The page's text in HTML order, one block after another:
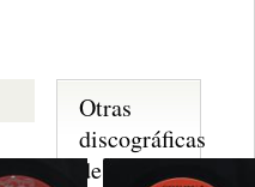
Otras
discográficas
de nota ...